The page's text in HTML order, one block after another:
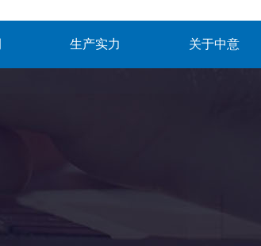
生产实力 关于中意